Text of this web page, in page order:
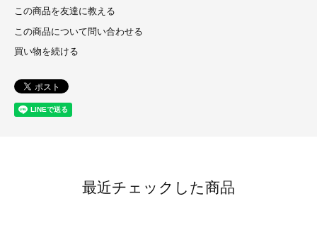
この商品を友達に教える
この商品について問い合わせる
買い物を続ける
最近チェックした商品